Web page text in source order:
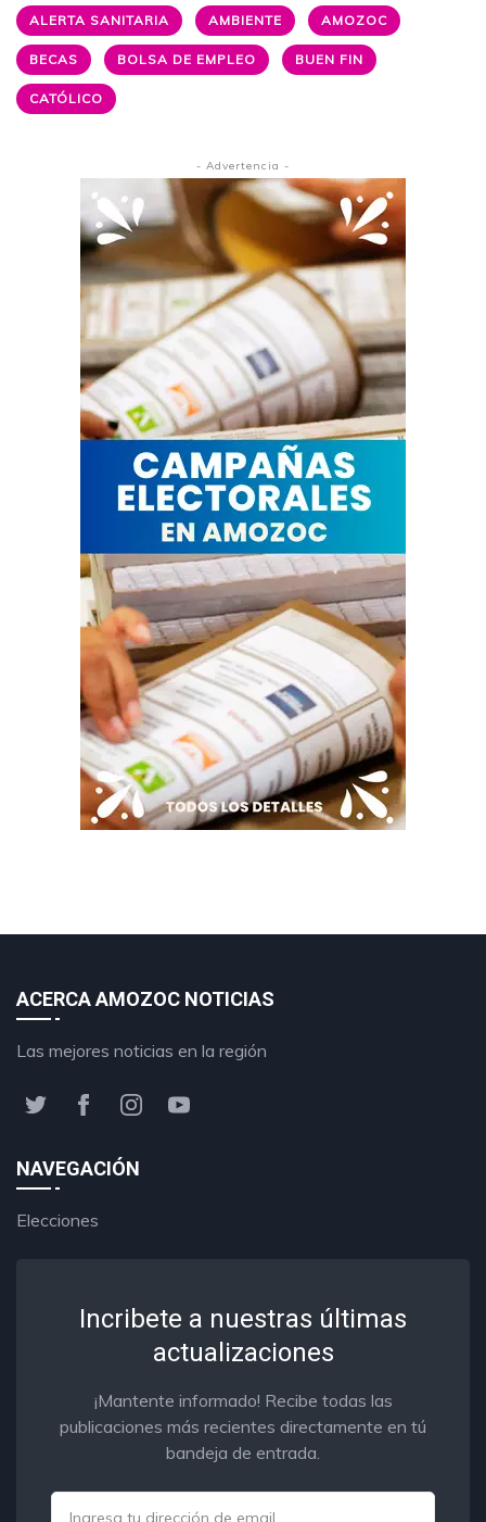
ALERTA SANITARIA AMBIENTE AMOZOC
BECAS BOLSA DE EMPLEO BUEN FIN
CATÓLICO
- Advertencia -
ACERCA AMOZOC NOTICIAS
Las mejores noticias en la región
NAVEGACIÓN
Elecciones
Incribete a nuestras últimas
actualizaciones
¡Mantente informado! Recibe todas las
publicaciones más recientes directamente en tú
bandeja de entrada.